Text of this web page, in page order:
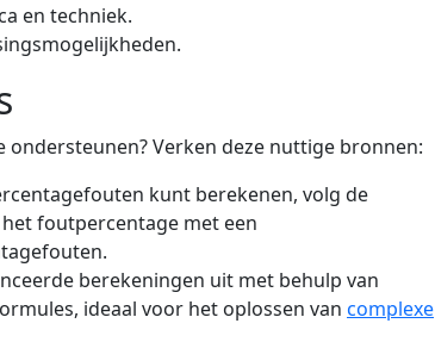
en techniek.
Verken deze nuttige bronnen:
kunt berekenen, volg de
foutpercentage met een
berekeningen uit met behulp van
ideaal voor het oplossen van complexe